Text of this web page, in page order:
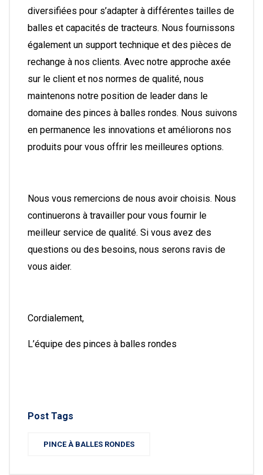
diversifiées pour s’adapter à différentes tailles de
balles et capacités de tracteurs. Nous fournissons
également un support technique et des pièces de
rechange à nos clients. Avec notre approche axée
sur le client et nos normes de qualité, nous
maintenons notre position de leader dans le
domaine des pinces à balles rondes. Nous suivons
en permanence les innovations et améliorons nos
produits pour vous offrir les meilleures options.
Nous vous remercions de nous avoir choisis. Nous
continuerons à travailler pour vous fournir le
meilleur service de qualité. Si vous avez des
questions ou des besoins, nous serons ravis de
vous aider.
Cordialement,
L’équipe des pinces à balles rondes
Post Tags
PINCE À BALLES RONDES